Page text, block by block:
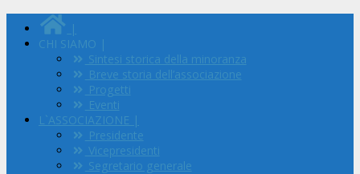
|
CHI SIAMO |
Sintesi storica della minoranza
Breve storia dell’associazione
Progetti
Eventi
L`ASSOCIAZIONE |
Presidente
Vicepresidenti
Segretario generale